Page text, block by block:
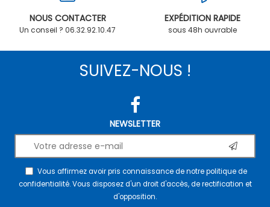
NOUS CONTACTER
Un conseil ? 06.32.92.10.47
EXPÉDITION RAPIDE
sous 48h ouvrable
SUIVEZ-NOUS !
NEWSLETTER
Vous affirmez avoir pris connaissance de notrepolitique de
confidentialité. Vous disposez d'un droit d'accès, de rectification et
d'opposition.